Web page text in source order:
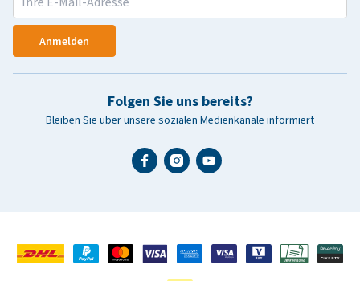
Anmelden
Folgen Sie uns bereits?
Bleiben Sie über unsere sozialen Medienkanäle informiert